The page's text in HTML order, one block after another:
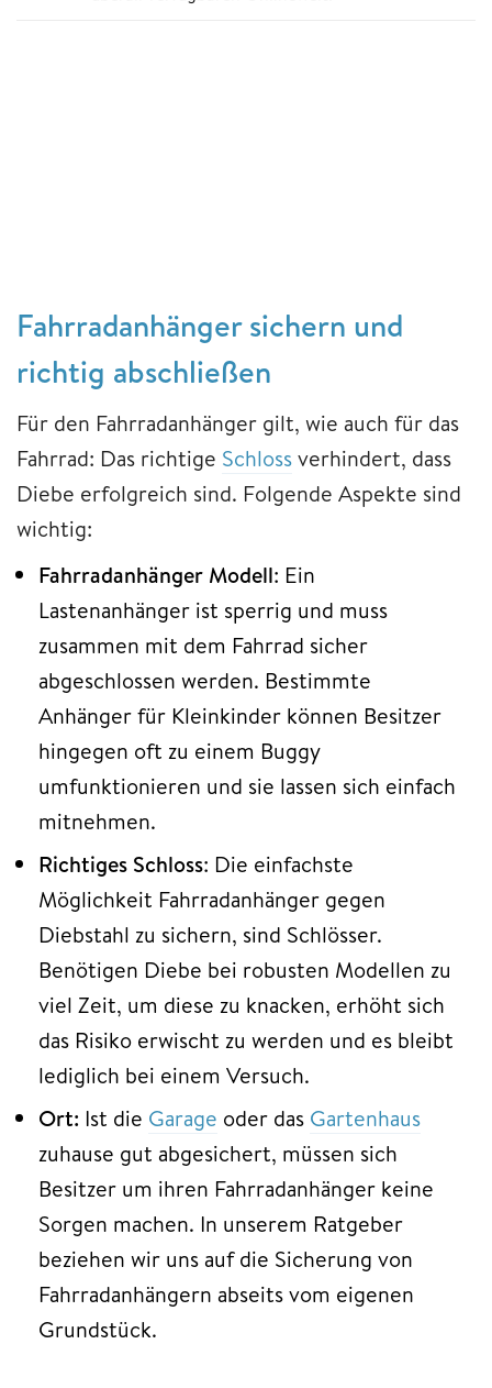
Fahrradanhänger sichern und
richtig abschließen
Für den Fahrradanhänger gilt, wie auch für das
Fahrrad: Das richtige Schlossverhindert, dass
Diebe erfolgreich sind. Folgende Aspekte sind
wichtig:
Fahrradanhänger Modell: Ein
Lastenanhänger ist sperrig und muss
zusammen mit dem Fahrrad sicher
abgeschlossen werden. Bestimmte
Anhänger für Kleinkinder können Besitzer
hingegen oft zu einem Buggy
umfunktionieren und sie lassen sich einfach
mitnehmen.
Richtiges Schloss: Die einfachste
Möglichkeit Fahrradanhänger gegen
Diebstahl zu sichern, sind Schlösser.
Benötigen Diebe bei robusten Modellen zu
viel Zeit, um diese zu knacken, erhöht sich
das Risiko erwischt zu werden und es bleibt
lediglich bei einem Versuch.
Ort: Ist die Garage oder das Gartenhaus
zuhause gut abgesichert, müssen sich
Besitzer um ihren Fahrradanhänger keine
Sorgen machen. In unserem Ratgeber
beziehen wir uns auf die Sicherung von
Fahrradanhängern abseits vom eigenen
Grundstück.